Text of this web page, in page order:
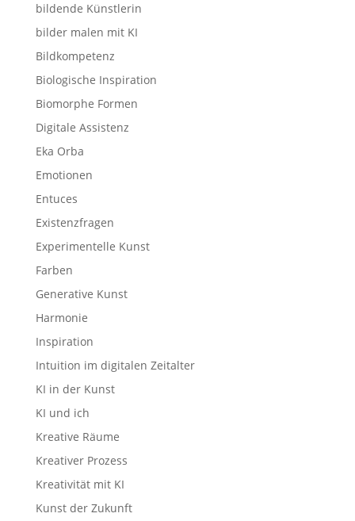
bildende Künstlerin
bilder malen mit KI
Bildkompetenz
Biologische Inspiration
Biomorphe Formen
Digitale Assistenz
Eka Orba
Emotionen
Entuces
Existenzfragen
Experimentelle Kunst
Farben
Generative Kunst
Harmonie
Inspiration
Intuition im digitalen Zeitalter
KI in der Kunst
KI und ich
Kreative Räume
Kreativer Prozess
Kreativität mit KI
Kunst der Zukunft